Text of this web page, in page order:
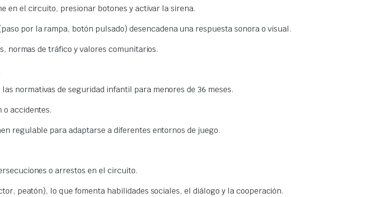
en el circuito, presionar botones y activar la sirena.
por la rampa, botón pulsado) desencadena una respuesta sonora o visual.
normas de tráfico y valores comunitarios.
normativas de seguridad infantil para menores de 36 meses.
o accidentes.
regulable para adaptarse a diferentes entornos de juego.
o arrestos en el circuito.
peatón), lo que fomenta habilidades sociales, el diálogo y la cooperación.